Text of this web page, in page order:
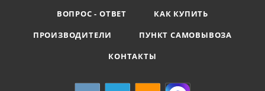
ВОПРОС - ОТВЕТ
КАК КУПИТЬ
ПРОИЗВОДИТЕЛИ
ПУНКТ САМОВЫВОЗА
КОНТАКТЫ